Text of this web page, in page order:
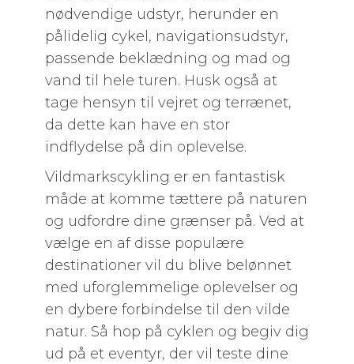
nødvendige udstyr, herunder en
pålidelig cykel, navigationsudstyr,
passende beklædning og mad og
vand til hele turen. Husk også at
tage hensyn til vejret og terrænet,
da dette kan have en stor
indflydelse på din oplevelse.
Vildmarkscykling er en fantastisk
måde at komme tættere på naturen
og udfordre dine grænser på. Ved at
vælge en af disse populære
destinationer vil du blive belønnet
med uforglemmelige oplevelser og
en dybere forbindelse til den vilde
natur. Så hop på cyklen og begiv dig
ud på et eventyr, der vil teste dine